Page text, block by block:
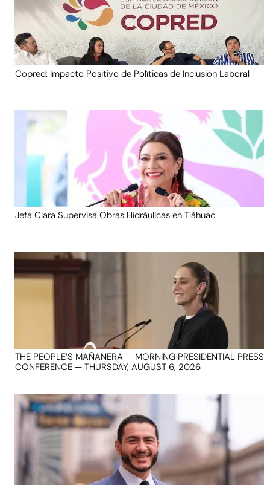
Copred: Impacto Positivo de Políticas de Inclusión Laboral
Jefa Clara Supervisa Obras Hidráulicas en Tláhuac
THE PEOPLE’S MAÑANERA — MORNING PRESIDENTIAL PRESS
CONFERENCE — THURSDAY, AUGUST 6, 2026